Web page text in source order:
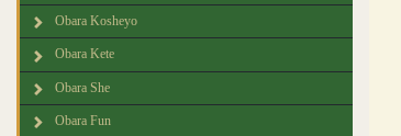
Obara Kosheyo
Obara Kete
Obara She
Obara Fun